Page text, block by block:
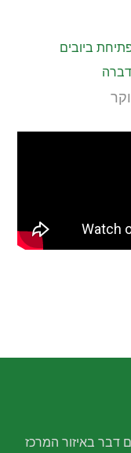
ביובים
דבר באיזור המרכז